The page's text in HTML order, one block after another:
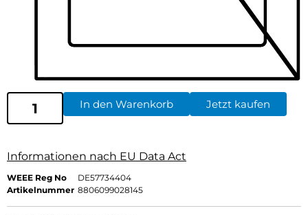
In den Warenkorb Jetzt kaufen
Informationen nach EU Data Act
WEEE Reg No
DE57734404
Artikelnummer 8806099028145